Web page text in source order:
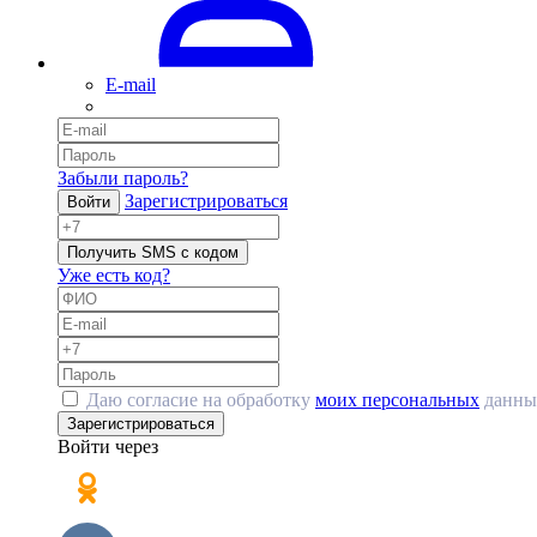
E-mail
Забыли пароль?
Войти Зарегистрироваться
Получить SMS с кодом
Уже есть код?
Даю согласие на обработку моих персональных
Зарегистрироваться
Войти через